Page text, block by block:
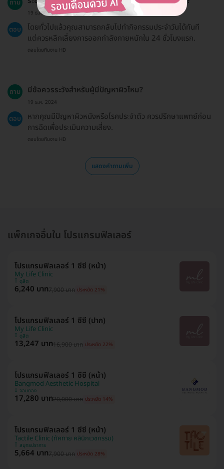
ถาม
19 ธ.ค. 2024
ตอบ
โดยทั่วไปแล้วคุณสามารถกลับไปทำกิจกรรมประจำวันได้ทันที
แต่ควรหลีกเลี่ยงการออกกำลังกายหนักใน 24 ชั่วโมงแรก.
ตอบโดยทีมงาน HD
ถาม มีข้อควรระวังสำหรับผู้มีปัญหาผิวไหม?
19 ธ.ค. 2024
ตอบ
หากคุณมีปัญหาผิวหนังหรือโรคประจำตัว ควรปรึกษาแพทย์ก่อน
การฉีดเพื่อประเมินความเสี่ยง.
ตอบโดยทีมงาน HD
แสดงคำถามเพิ่ม
แพ็กเกจอื่นใน โปรแกรมฟิลเลอร์
โปรแกรมฟิลเลอร์ 1 ซีซี (หน้า)
My Life Clinic
ดุสิต
6,240 บาท7,900 บาท ประหยัด 21%
โปรแกรมฟิลเลอร์ 1 ซีซี (ปาก)
My Life Clinic
ดุสิต
13,247 บาท16,900 บาท ประหยัด 22%
โปรแกรมฟิลเลอร์ 1 ซีซี (หน้า)
Bangmod Aesthetic Hospital
จอมทอง
17,280 บาท20,000 บาท ประหยัด 14%
โปรแกรมฟิลเลอร์ 1 ซีซี (หน้า)
Tactile Clinic (ทัคทาย คลินิกเวชกรรม)
สมุทรปราการ
5,664 บาท7,900 บาท ประหยัด 28%